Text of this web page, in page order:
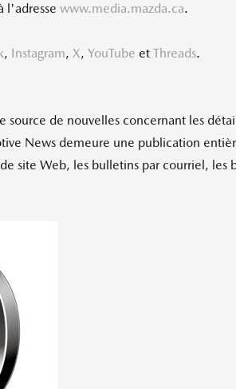
l'adresse www.media.mazda.ca.
, Instagram, X, YouTube et Threads.
de nouvelles concernant les
News demeure une publication
site Web, les bulletins par courriel, les